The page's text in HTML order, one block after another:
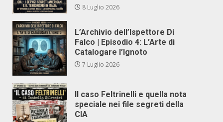
8 Luglio 2026
L’Archivio dell’Ispettore Di
Falco | Episodio 4: L’Arte di
Catalogare l’Ignoto
7 Luglio 2026
Il caso Feltrinelli e quella nota
speciale nei file segreti della
CIA